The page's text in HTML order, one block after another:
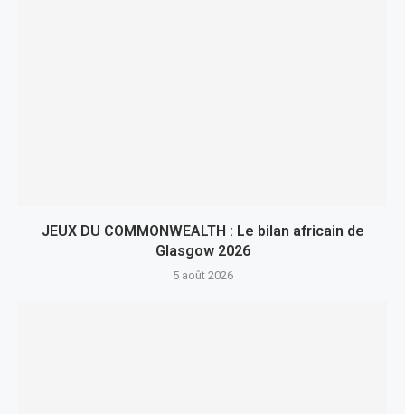
JEUX DU COMMONWEALTH : Le bilan africain de
Glasgow 2026
5 août 2026